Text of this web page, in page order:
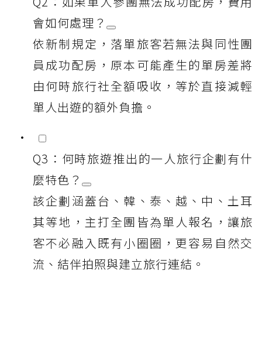
會如何處理？
依新制規定，落單旅客若無法與同性團
員成功配房，原本可能產生的單房差將
由何時旅行社全額吸收，等於直接減輕
單人出遊的額外負擔。
Q3：何時旅遊推出的一人旅行企劃有什
麼特色？
該企劃涵蓋台、韓、泰、越、中、土耳
其等地，主打全團皆為單人報名，讓旅
客不必融入既有小圈圈，更容易自然交
流、結伴拍照與建立旅行連結。